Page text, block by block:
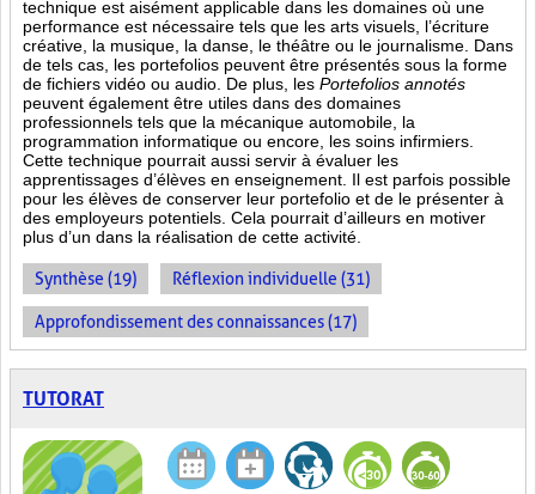
technique est aisément applicable dans les domaines où une
performance est nécessaire tels que les arts visuels, l’écriture
créative, la musique, la danse, le théâtre ou le journalisme. Dans
de tels cas, les portefolios peuvent être présentés sous la forme
de fichiers vidéo ou audio. De plus, les Portefolios annotés
peuvent également être utiles dans des domaines
professionnels tels que la mécanique automobile, la
programmation informatique ou encore, les soins infirmiers.
Cette technique pourrait aussi servir à évaluer les
apprentissages d’élèves en enseignement. Il est parfois possible
pour les élèves de conserver leur portefolio et de le présenter à
des employeurs potentiels. Cela pourrait d’ailleurs en motiver
plus d’un dans la réalisation de cette activité.
Synthèse (19) Réflexion individuelle (31)
Approfondissement des connaissances (17)
TUTORAT